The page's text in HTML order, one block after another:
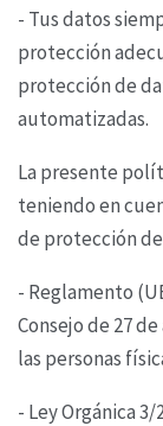
- Tus datos
protección
protección de
automatizadas.
La presente
teniendo en
de protección
- Reglamento
Consejo de 27
las personas
- Ley Orgánica